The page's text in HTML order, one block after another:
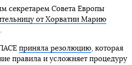
секретарем Совета Европы
от Хорватии Марию
.
приняла резолюцию, которая
правила и усложняет процедуру